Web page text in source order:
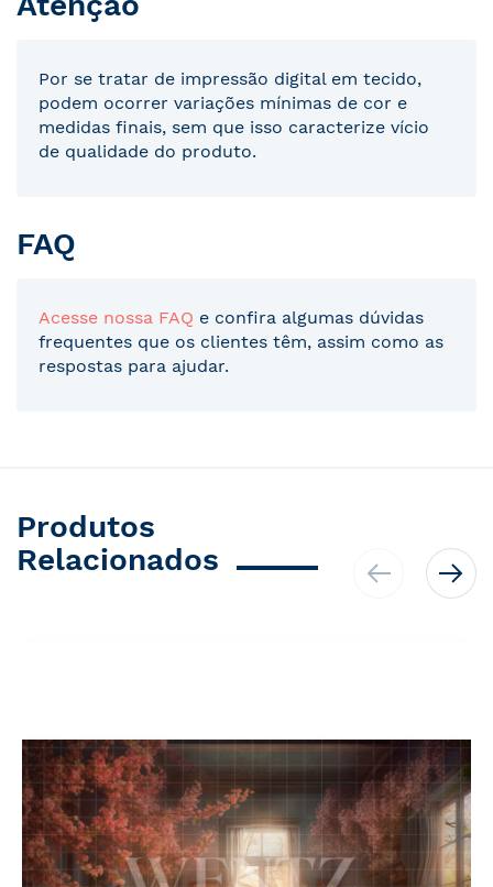
Por se tratar de impressão digital em tecido,
podem ocorrer variações mínimas de cor e
medidas finais, sem que isso caracterize vício
de qualidade do produto.
FAQ
Acesse nossa FAQ e confira algumas dúvidas
frequentes que os clientes têm, assim como as
respostas para ajudar.
Produtos
Relacionados